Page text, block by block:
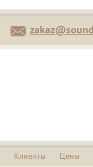
Клиенты Цены